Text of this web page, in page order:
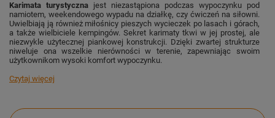
Karimata turystyczna jest niezastąpiona podczas wypoczynku pod
namiotem, weekendowego wypadu na działkę, czy ćwiczeń na siłowni.
Uwielbiają ją również miłośnicy pieszych wycieczek po lasach i górach,
a także wielbiciele kempingów. Sekret karimaty tkwi w jej prostej, ale
niezwykle użytecznej piankowej konstrukcji. Dzięki zwartej strukturze
niweluje ona wszelkie nierówności w terenie, zapewniając swoim
użytkownikom wysoki komfort wypoczynku.
Czytaj więcej